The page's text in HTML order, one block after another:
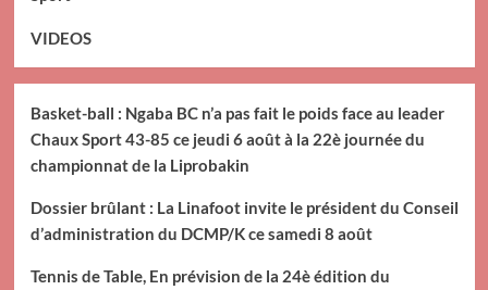
VIDEOS
Basket-ball : Ngaba BC n’a pas fait le poids face au leader
Chaux Sport 43-85 ce jeudi 6 août à la 22è journée du
championnat de la Liprobakin
Dossier brûlant : La Linafoot invite le président du Conseil
d’administration du DCMP/K ce samedi 8 août
Tennis de Table, En prévision de la 24è édition du